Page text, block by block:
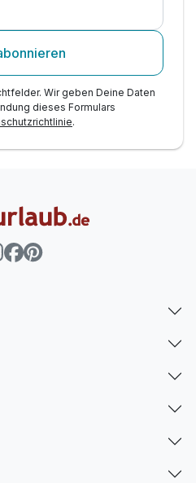
Wir geben Deine Daten
dieses Formulars
.